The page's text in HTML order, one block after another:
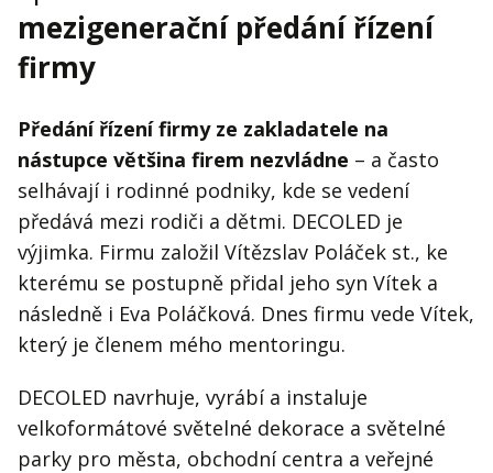
mezigenerační předání řízení
firmy
Předání řízení firmy ze zakladatele na
nástupce většina firem nezvládne – a často
selhávají i rodinné podniky, kde se vedení
předává mezi rodiči a dětmi. DECOLED je
výjimka. Firmu založil Vítězslav Poláček st., ke
kterému se postupně přidal jeho syn Vítek a
následně i Eva Poláčková. Dnes firmu vede Vítek,
který je členem mého mentoringu.
DECOLED navrhuje, vyrábí a instaluje
velkoformátové světelné dekorace a světelné
parky pro města, obchodní centra a veřejné